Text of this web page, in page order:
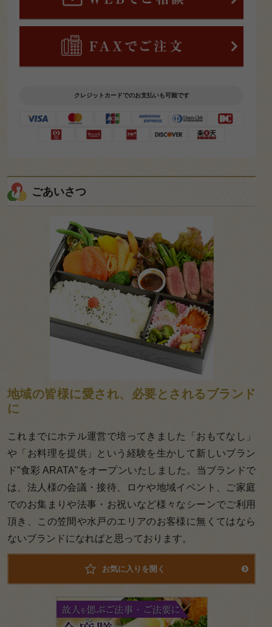
クレジットカードでのお支払いも可能です
皆
様
く
だ
い。
ごあいさつ
地域の皆様に愛され、必要とされるブランド
に
これまでにホテル運営で培ってきました「おもてなし」
や「お料理を提供」という経験を生かして新しいブラン
ド”食彩 ARATA”をオープンいたしました。当ブランドで
は、法人様の会議・接待、ロケや地域イベント、ご家庭
でのお集まりや法事・お祝いなど様々なシーンでご利用
頂き、この笠間や水戸のエリアのお客様に無くてはなら
ないブランドになればと思っております。
お気に入りを開く